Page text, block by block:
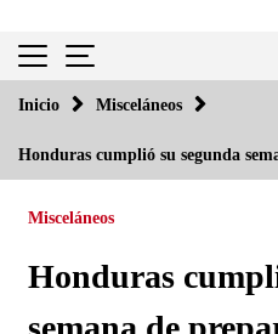
Inicio Misceláneos
Honduras cumplió su segunda
Misceláneos
Honduras